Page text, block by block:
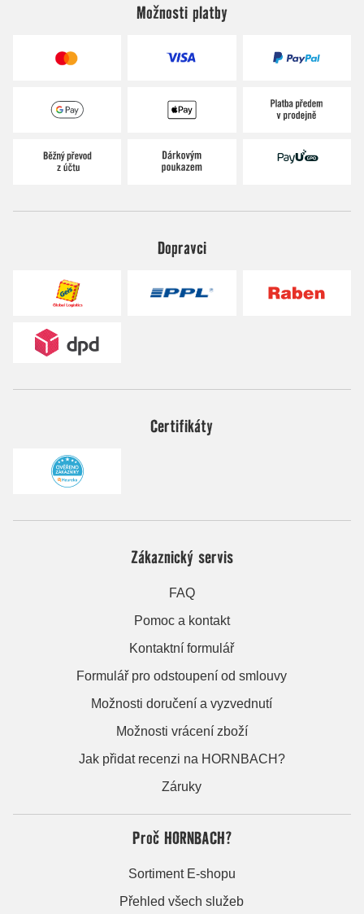
Možnosti platby
Dopravci
Certifikáty
Zákaznický servis
FAQ
Pomoc a kontakt
Kontaktní formulář
Formulář pro odstoupení od smlouvy
Možnosti doručení a vyzvednutí
Možnosti vrácení zboží
Jak přidat recenzi na HORNBACH?
Záruky
Proč HORNBACH?
Sortiment E-shopu
Přehled všech služeb